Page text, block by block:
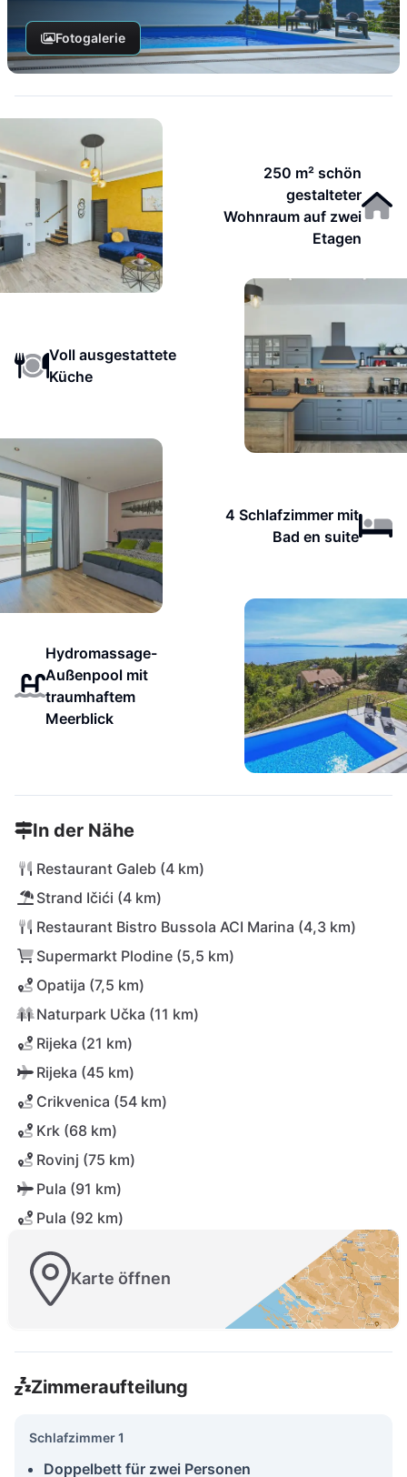
Fotogalerie
250 m² schön
gestalteter
Wohnraum auf zwei
Etagen
Voll ausgestattete
Küche
4 Schlafzimmer mit
Bad en suite
Hydromassage-
Außenpool mit
traumhaftem
Meerblick
In der Nähe
Restaurant Galeb (4 km)
Strand Ičići (4 km)
Restaurant Bistro Bussola ACI Marina (4,3 km)
Supermarkt Plodine (5,5 km)
Opatija (7,5 km)
Naturpark Učka (11 km)
Rijeka (21 km)
Rijeka (45 km)
Crikvenica (54 km)
Krk (68 km)
Rovinj (75 km)
Pula (91 km)
Pula (92 km)
Karte öffnen
Zimmeraufteilung
Schlafzimmer 1
Doppelbett für zwei Personen